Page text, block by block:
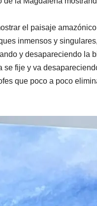
el paisaje
inmensos y
y desapareciendo la
fije y va
que poco a poco